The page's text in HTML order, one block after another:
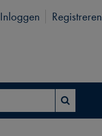
Inloggen Registreren